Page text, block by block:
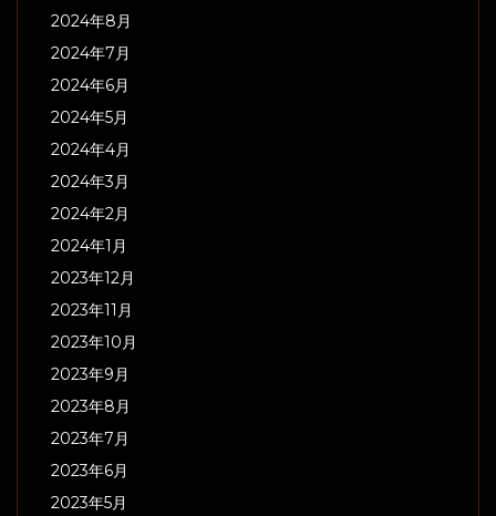
2024年8月
2024年7月
2024年6月
2024年5月
2024年4月
2024年3月
2024年2月
2024年1月
2023年12月
2023年11月
2023年10月
2023年9月
2023年8月
2023年7月
2023年6月
2023年5月